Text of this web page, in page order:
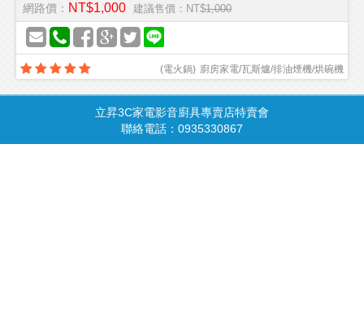
網路價： NT$1,000 建議售價：NT$1,000
廚房家電/瓦斯爐/排油煙機/烘碗機
(電火鍋)
請由此進入
立昇3C家電影音廚具專賣店特賣會
聯絡電話：0935330867